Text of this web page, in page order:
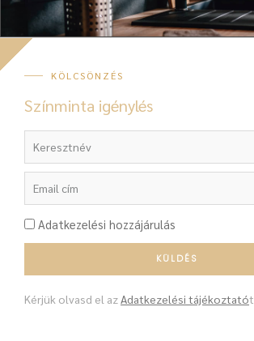
KÖLCSÖNZÉS
Színminta igénylés
Adatkezelési hozzájárulás
Kérjük olvasd el azAdatkezelési tájékoztató